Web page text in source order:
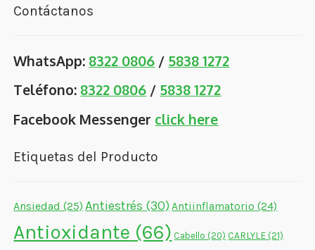
Contáctanos
WhatsApp: 8322 0806 / 5838 1272
Teléfono: 8322 0806 / 5838 1272
Facebook Messenger click here
Etiquetas del Producto
Ansiedad (25) Antiestrés (30)Antiinflamatorio (24)
Antioxidante (66) Cabello (20) CARLYLE(21)